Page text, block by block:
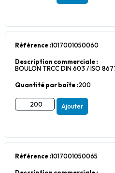
Référence :1017001050060
Description commerciale :
BOULON TRCC DIN 603 / ISO
Quantité par boîte :200
Ajouter
Référence :1017001050065